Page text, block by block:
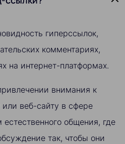
гиперссылок,
комментариях,
на интернет-платформах.
внимания к
веб-сайту в сфере
общения, где
так, чтобы они